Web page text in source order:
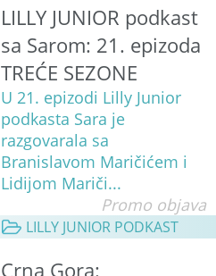
LILLY JUNIOR podkast
sa Sarom: 21. epizoda
TREĆE SEZONE
U 21. epizodi Lilly Junior
podkasta Sara je
razgovarala sa
Branislavom Maričićem i
Lidijom Mariči...
Promo objava
LILLY JUNIOR PODKAST
Crna Gora: